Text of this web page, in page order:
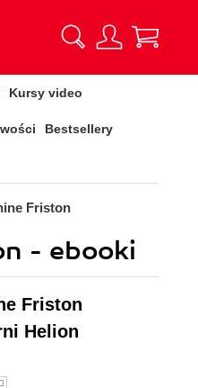
Kursy video
Bestsellery
Friston
- ebooki
Friston
Helion